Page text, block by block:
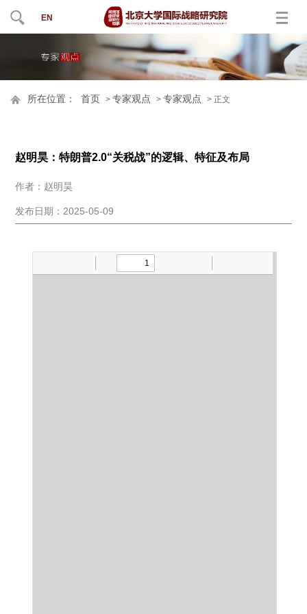
EN
所在位置： 首页 >专家观点 >专家观点 > 正文
赵明昊：特朗普2.0“关税战”的逻辑、特征及布局
作者：赵明昊
发布日期：2025-05-09